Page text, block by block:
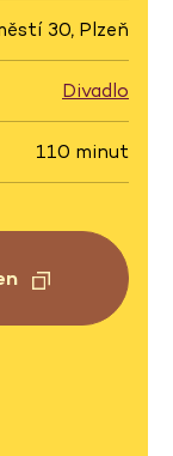
30, Plzeň
Divadlo
110 minut